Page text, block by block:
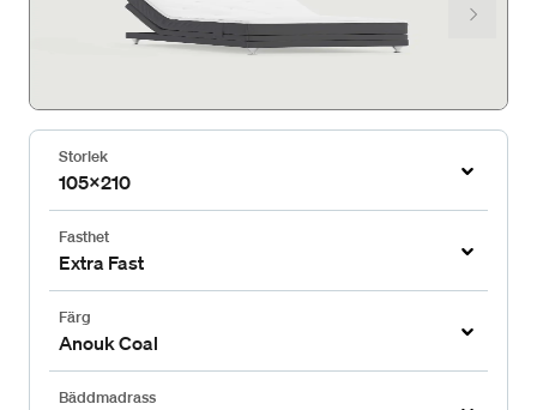
Storlek
105x210
Fasthet
Extra Fast
Färg
Anouk Coal
Bäddmadrass